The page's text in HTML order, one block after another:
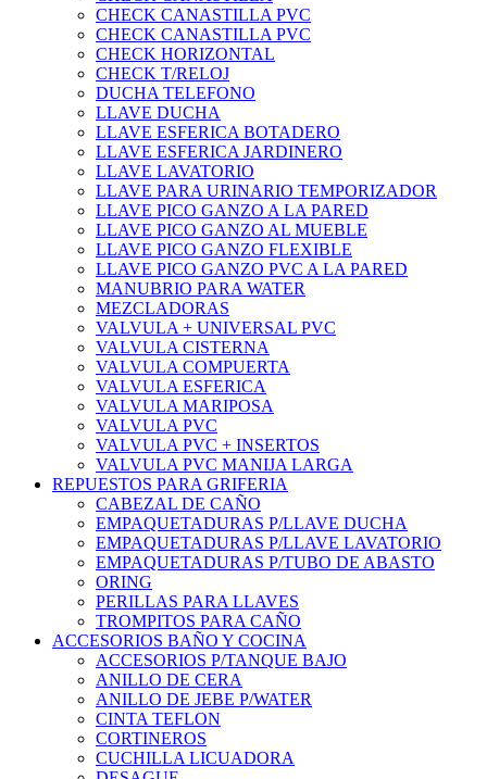
CHECK CANASTILLA PVC
CHECK CANASTILLA PVC
CHECK HORIZONTAL
CHECK T/RELOJ
DUCHA TELEFONO
LLAVE DUCHA
LLAVE ESFERICA BOTADERO
LLAVE ESFERICA JARDINERO
LLAVE LAVATORIO
LLAVE PARA URINARIO TEMPORIZADOR
LLAVE PICO GANZO A LA PARED
LLAVE PICO GANZO AL MUEBLE
LLAVE PICO GANZO FLEXIBLE
LLAVE PICO GANZO PVC A LA PARED
MANUBRIO PARA WATER
MEZCLADORAS
VALVULA + UNIVERSAL PVC
VALVULA CISTERNA
VALVULA COMPUERTA
VALVULA ESFERICA
VALVULA MARIPOSA
VALVULA PVC
VALVULA PVC + INSERTOS
VALVULA PVC MANIJA LARGA
REPUESTOS PARA GRIFERIA
CABEZAL DE CAÑO
EMPAQUETADURAS P/LLAVE DUCHA
EMPAQUETADURAS P/LLAVE LAVATORIO
EMPAQUETADURAS P/TUBO DE ABASTO
ORING
PERILLAS PARA LLAVES
TROMPITOS PARA CAÑO
ACCESORIOS BAÑO Y COCINA
ACCESORIOS P/TANQUE BAJO
ANILLO DE CERA
ANILLO DE JEBE P/WATER
CINTA TEFLON
CORTINEROS
CUCHILLA LICUADORA